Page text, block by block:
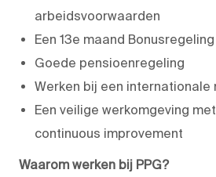
arbeidsvoorwaarden
Een 13e maand Bonusregeling
Goede pensioenregeling
Werken bij een internationale
Een veilige werkomgeving
continuous improvement
Waarom werken bij PPG?